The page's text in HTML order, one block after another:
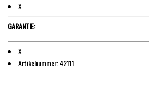
X
GARANTIE:
X
Artikelnummer:42111